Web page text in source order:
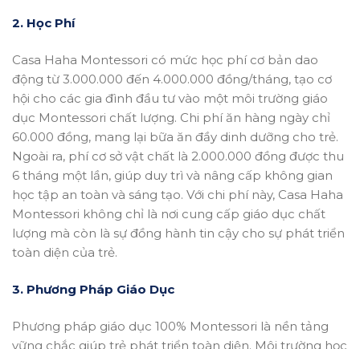
2. Học Phí
Casa Haha Montessori có mức học phí cơ bản dao
động từ 3.000.000 đến 4.000.000 đồng/tháng, tạo cơ
hội cho các gia đình đầu tư vào một môi trường giáo
dục Montessori chất lượng. Chi phí ăn hàng ngày chỉ
60.000 đồng, mang lại bữa ăn đầy dinh dưỡng cho trẻ.
Ngoài ra, phí cơ sở vật chất là 2.000.000 đồng được thu
6 tháng một lần, giúp duy trì và nâng cấp không gian
học tập an toàn và sáng tạo. Với chi phí này, Casa Haha
Montessori không chỉ là nơi cung cấp giáo dục chất
lượng mà còn là sự đồng hành tin cậy cho sự phát triển
toàn diện của trẻ.
3. Phương Pháp Giáo Dục
Phương pháp giáo dục 100% Montessori là nền tảng
vững chắc giúp trẻ phát triển toàn diện. Môi trường học